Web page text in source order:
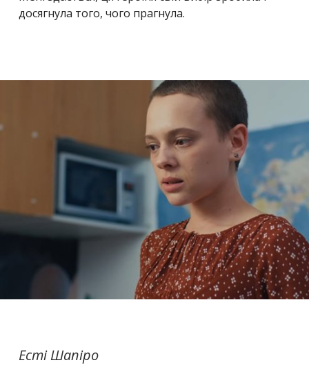
досягнула того, чого прагнула.
Есті Шапіро